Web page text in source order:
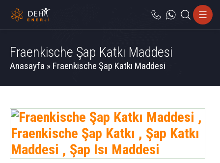
Fraenkische Şap Katkı Maddesi
Anasayfa » Fraenkische Şap Katkı Maddesi